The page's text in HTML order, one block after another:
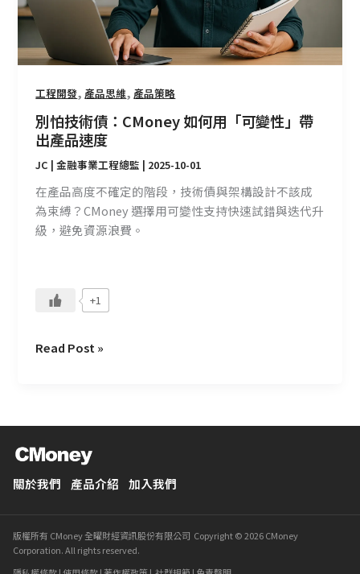
工程開發, 產品思維, 產品策略
別怕技術債：CMoney 如何用「可變性」帶
出產品速度
JC | 金融事業工程總監 | 2025-10-01
在產品高度不確定的階段，技術債與架構設計不該成
為束縛？CMoney 選擇用可變性支持快速試錯與迭代升
級，避免資源浪費。
+1
「可
變
帶
產
品
速
度
Read Post »
關於我們 產品介紹 加入我們
版權所有 CMoney 全曜財經資訊股份有限公司 Copyright © 2026 CMoney
Corporation. All rights reserved.